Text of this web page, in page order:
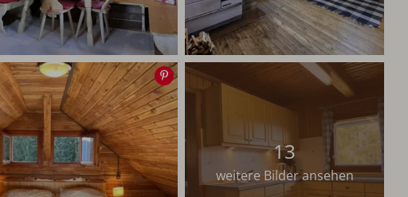
Speichern
13
weitere Bilder ansehen